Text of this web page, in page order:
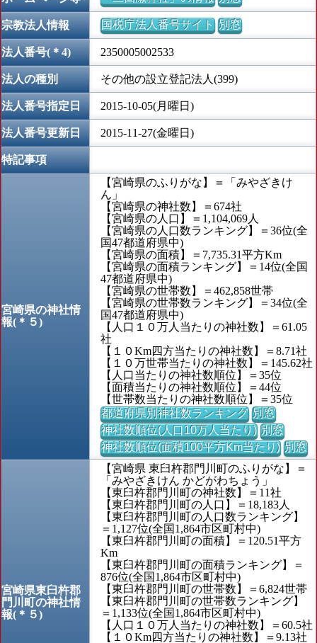
宗教法人情報 国税庁法人番号サイト 別窓
法人番号(＊4) 2350005002533
法人の種別 その他の設立登記法人(399)
法人番号指定日 2015-10-05(月曜日)
法人番号更新日 2015-11-27(金曜日)
特記事項
宮崎県の神社情
報(＊５)
【宮崎県のふりがな】＝「みやざきけ
ん」
【宮崎県の神社数】＝674社
【宮崎県の人口】＝1,104,069人
【宮崎県の人口数ランキング】＝36位(全
国47都道府県中)
【宮崎県の面積】＝7,735.31平方Km
【宮崎県の面積ランキング】＝14位(全国
47都道府県中)
【宮崎県の世帯数】＝462,858世帯
【宮崎県の世帯数ランキング】＝34位(全
国47都道府県中)
【人口１０万人当たりの神社数】＝61.05
社
【１０Km四方当たりの神社数】＝8.71社
【１０万世帯当たりの神社数】＝145.62社
【人口当たりの神社数順位】＝35位
【面積当たりの神社数順位】＝44位
【世帯数当たりの神社数順位】＝35位
都道府県別神社数ランキング 別窓
神社数順位(人口10万人当たり) 別窓
神社数順位(面積100平方Km当たり) 別窓
宮崎県東臼杵郡
門川町の神社情
報(＊５)
【宮崎県 東臼杵郡門川町のふりがな】＝
「みやざきけん かどがわちょう」
【東臼杵郡門川町の神社数】＝11社
【東臼杵郡門川町の人口】＝18,183人
【東臼杵郡門川町の人口数ランキング】
＝1,127位(全国1,864市区町村中)
【東臼杵郡門川町の面積】＝120.51平方
Km
【東臼杵郡門川町の面積ランキング】＝
876位(全国1,864市区町村中)
【東臼杵郡門川町の世帯数】＝6,824世帯
【東臼杵郡門川町の世帯数ランキング】
＝1,133位(全国1,864市区町村中)
【人口１０万人当たりの神社数】＝60.5社
【１０Km四方当たりの神社数】＝9.13社